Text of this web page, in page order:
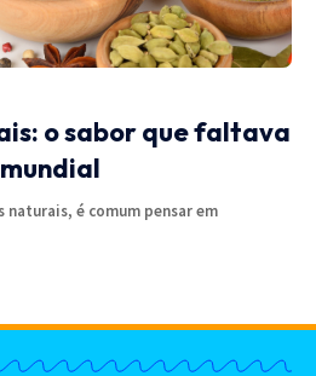
o sabor que faltava
é comum pensar em